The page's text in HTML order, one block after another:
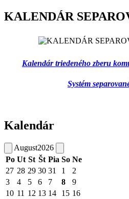
KALENDÁR
Kalendár triedeného zberu
Systém
Kalendár
August2026
Po Ut St Št Pia So Ne
27 28 29 30 31 1
2
3
4 5 6 7 8
9
10 11 12 13 14 15 16